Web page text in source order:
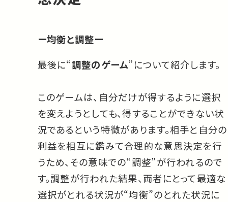
ー均衡と調整ー
最後に“調整のゲーム”について紹介します。
このゲームは、自分だけが得するように選択
を変えようとしても、得することができない状
況であるという特徴があります。相手と自分の
利益を相互に鑑みて合理的な意思決定を行
うため、その意味での“調整”が行われるので
す。調整が行われた結果、両者にとって最適な
選択がとれる状況が“均衡”のとれた状況に